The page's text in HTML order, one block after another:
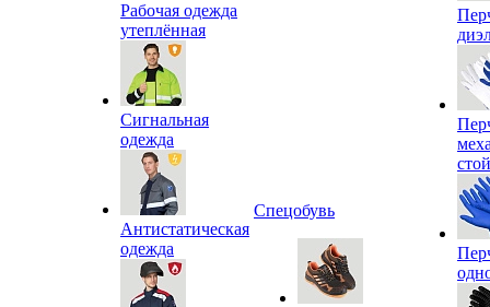
Рабочая одежда
утеплённая
Сигнальная
одежда
Антистатическая
одежда
Спецобувь